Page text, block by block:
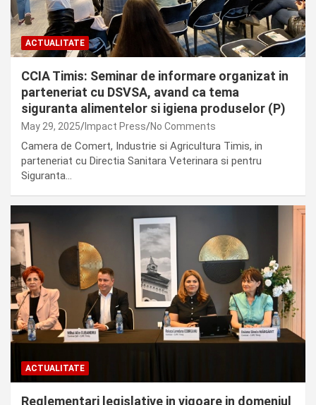
ACTUALITATE
CCIA Timis: Seminar de informare organizat in
parteneriat cu DSVSA, avand ca tema
siguranta alimentelor si igiena produselor (P)
May 29, 2025 Impact Press No Comments
Camera de Comert, Industrie si Agricultura Timis, in
parteneriat cu Directia Sanitara Veterinara si pentru
Siguranta…
ACTUALITATE
Reglementari legislative in vigoare in domeniul